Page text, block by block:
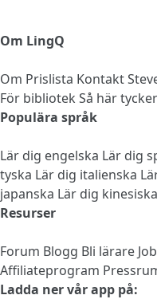
Om LingQ
Om Prislista Kontakt
För bibliotek Så här
Populära språk
Lär dig engelska Lär dig
tyska Lär dig italienska
japanska Lär dig kinesiska
Resurser
Forum Blogg Bli lärare
Affiliateprogram
Ladda ner vår app på: